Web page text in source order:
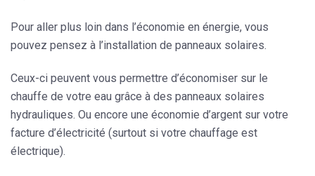
Pour aller plus loin dans l’économie en énergie, vous
pouvez pensez à l’installation de panneaux solaires.
Ceux-ci peuvent vous permettre d’économiser sur le
chauffe de votre eau grâce à des panneaux solaires
hydrauliques. Ou encore une économie d’argent sur votre
facture d’électricité (surtout si votre chauffage est
électrique).